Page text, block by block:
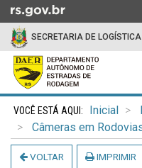
para
conteúdo
para
menu
para
SECRETARIA DE
Início
conteúdo
Inicial
Câmeras em
VOLTAR IMPRIMIR